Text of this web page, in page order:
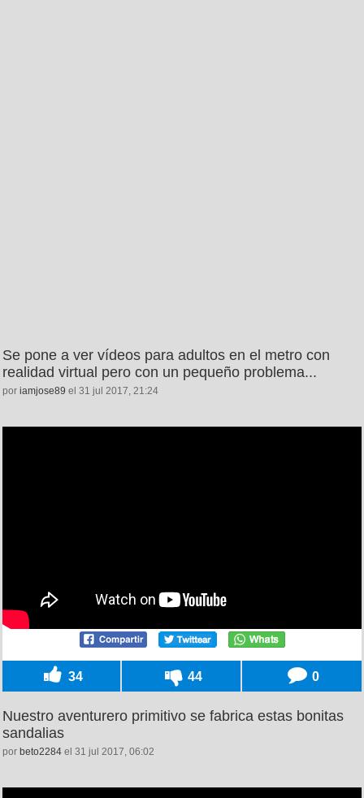
Se pone a ver vídeos para adultos en el metro con
realidad virtual pero con un pequeño problema...
por iamjose89 el 31 jul 2017, 21:24
34 44 0
Nuestro aventurero primitivo se fabrica estas bonitas
sandalias
por beto2284 el 31 jul 2017, 06:02